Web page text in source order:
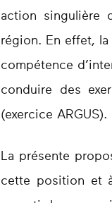
action singulière
région. En effet, la
compétence
conduire des
(exercice ARGUS).
La présente
cette position et